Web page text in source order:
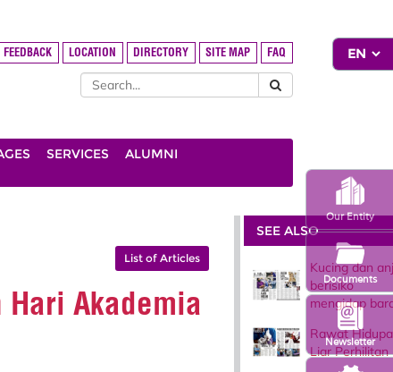
Newsletter
Our Entity
Documents
FEEDBACK LOCATION DIRECTORY SITE MAP FAQ
SERVICES
ALUMNI
List of Articles
Akademia
SEE ALSO
Kucing dan
berisiko
mengidap
Rawat
Liar Perhilitan